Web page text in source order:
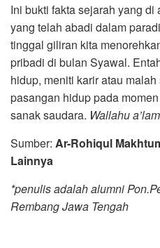
Ini bukti fakta sejarah yang
yang telah abadi dalam
tinggal giliran kita
pribadi di bulan Syawal.
hidup, meniti karir atau
pasangan hidup pada
sanak saudara. Wallahu
Sumber: Ar-Rohiqul
Lainnya
*penulis adalah alumni
Rembang Jawa Tengah